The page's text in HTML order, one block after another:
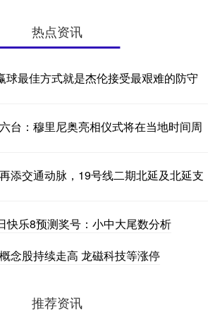
热点资讯
球最佳方式就是杰伦接受最艰难的防守
台：穆里尼奥亮相仪式将在当地时间周
添交通动脉，19号线二期北延及北延支
快乐8预测奖号：小中大尾数分析
念股持续走高 龙磁科技等涨停
推荐资讯